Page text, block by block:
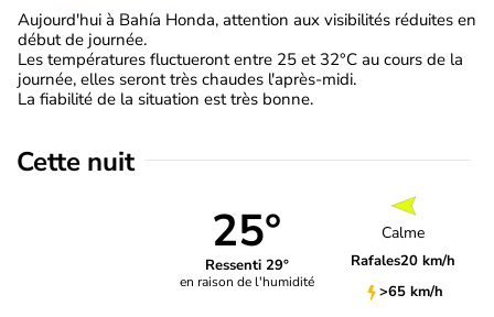
Aujourd'hui à Bahía Honda, attention aux visibilités réduites en
début de journée.
Les températures fluctueront entre 25 et 32°C au cours de la
journée, elles seront très chaudes l'après-midi.
La fiabilité de la situation est très bonne.
Cette nuit
25°
Ressenti 29°
en raison de l'humidité
Calme
Rafales20 km/h
>65 km/h